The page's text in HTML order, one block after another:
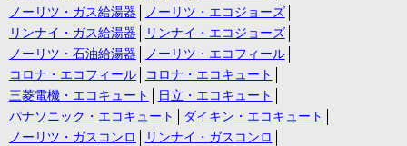
ノーリツ・ガス給湯器
ノーリツ・エコジョーズ
リンナイ・ガス給湯器
リンナイ・エコジョーズ
ノーリツ・石油給湯器
ノーリツ・エコフィール
コロナ・エコフィール
コロナ・エコキュート
三菱電機・エコキュート
日立・エコキュート
パナソニック・エコキュート
ダイキン・エコキュート
ノーリツ・ガスコンロ
リンナイ・ガスコンロ